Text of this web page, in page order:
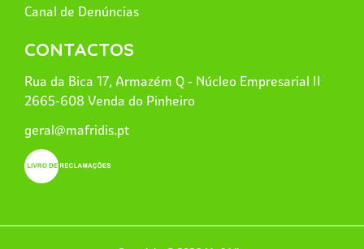
Canal de Denúncias
CONTACTOS
Rua da Bica 17, Armazém Q - Núcleo Empresarial II
2665-608 Venda do Pinheiro
geral@mafridis.pt